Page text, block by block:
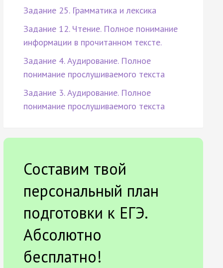
Задание 25. Грамматика и лексика
Задание 12. Чтение. Полное понимание
информации в прочитанном тексте.
Задание 4. Аудирование. Полное
понимание прослушиваемого текста
Задание 3. Аудирование. Полное
понимание прослушиваемого текста
Составим твой
персональный план
подготовки к ЕГЭ.
Абсолютно
бесплатно!